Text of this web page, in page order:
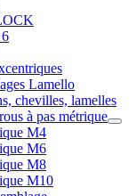
Lamello
chevilles, lamelles
à pas métrique
M4
M6
M8
M10